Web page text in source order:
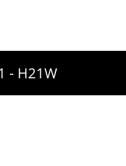
- H21W